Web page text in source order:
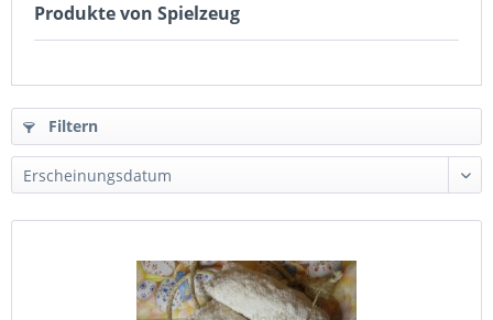
Produkte von Spielzeug
Filtern